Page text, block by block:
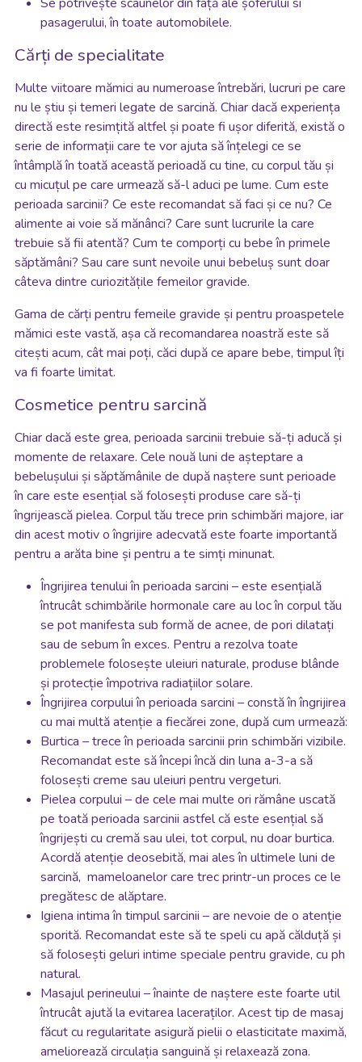
pasagerului, în toate automobilele.
Cărți de specialitate
Multe viitoare mămici au numeroase întrebări, lucruri pe care
nu le știu și temeri legate de sarcină. Chiar dacă experiența
directă este resimțită altfel și poate fi ușor diferită, există o
serie de informații care te vor ajuta să înțelegi ce se
întâmplă în toată această perioadă cu tine, cu corpul tău și
cu micuțul pe care urmează să-l aduci pe lume. Cum este
perioada sarcinii? Ce este recomandat să faci și ce nu? Ce
alimente ai voie să mănânci? Care sunt lucrurile la care
trebuie să fii atentă? Cum te comporți cu bebe în primele
săptămâni? Sau care sunt nevoile unui bebeluș sunt doar
câteva dintre curiozitățile femeilor gravide.
Gama de cărți pentru femeile gravide și pentru proaspetele
mămici este vastă, așa că recomandarea noastră este să
citești acum, cât mai poți, căci după ce apare bebe, timpul îți
va fi foarte limitat.
Cosmetice pentru sarcină
Chiar dacă este grea, perioada sarcinii trebuie să-ți aducă și
momente de relaxare. Cele nouă luni de așteptare a
bebelușului și săptămânile de după naștere sunt perioade
în care este esențial să folosești produse care să-ți
îngrijească pielea. Corpul tău trece prin schimbări majore, iar
din acest motiv o îngrijire adecvată este foarte importantă
pentru a arăta bine și pentru a te simți minunat.
Îngrijirea tenului în perioada sarcini – este esențială
întrucât schimbările hormonale care au loc în corpul tău
se pot manifesta sub formă de acnee, de pori dilatați
sau de sebum în exces. Pentru a rezolva toate
problemele folosește uleiuri naturale, produse blânde
și protecție împotriva radiațiilor solare.
Îngrijirea corpului în perioada sarcini – constă în îngrijirea
cu mai multă atenție a fiecărei zone, după cum urmează:
Burtica – trece în perioada sarcinii prin schimbări vizibile.
Recomandat este să începi încă din luna a-3-a să
folosești creme sau uleiuri pentru vergeturi.
Pielea corpului – de cele mai multe ori rămâne uscată
pe toată perioada sarcinii astfel că este esențial să
îngrijești cu cremă sau ulei, tot corpul, nu doar burtica.
Acordă atenție deosebită, mai ales în ultimele luni de
sarcină, mameloanelor care trec printr-un proces ce le
pregătesc de alăptare.
Igiena intima în timpul sarcinii – are nevoie de o atenție
sporită. Recomandat este să te speli cu apă călduță și
să folosești geluri intime speciale pentru gravide, cu ph
natural.
Masajul perineului – înainte de naștere este foarte util
întrucât ajută la evitarea laceraților. Acest tip de masaj
făcut cu regularitate asigură pielii o elasticitate maximă,
ameliorează circulația sanguină și relaxează zona.